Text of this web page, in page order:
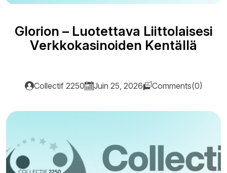
Glorion – Luotettava Liittolaisesi
Verkkokasinoiden Kentällä
Collectif 2250 Juin 25, 2026 Comments(0)